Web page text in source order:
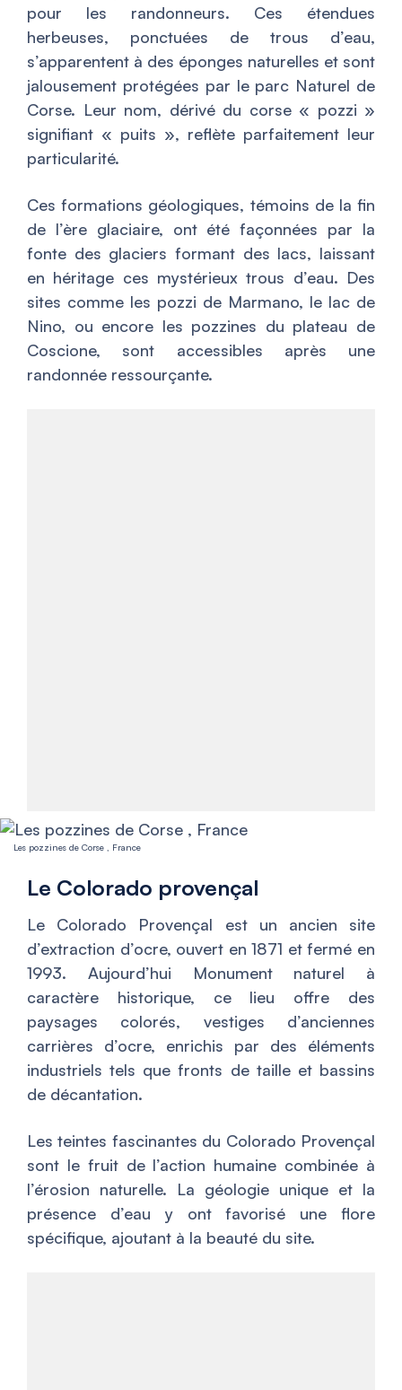
pour les randonneurs. Ces étendues
herbeuses, ponctuées de trous d’eau,
s’apparentent à des éponges naturelles et sont
jalousement protégées par le parc Naturel de
Corse. Leur nom, dérivé du corse « pozzi »
signifiant « puits », reflète parfaitement leur
particularité.
Ces formations géologiques, témoins de la fin
de l’ère glaciaire, ont été façonnées par la
fonte des glaciers formant des lacs, laissant
en héritage ces mystérieux trous d’eau. Des
sites comme les pozzi de Marmano, le lac de
Nino, ou encore les pozzines du plateau de
Coscione, sont accessibles après une
randonnée ressourçante.
Les pozzines de Corse , France
Le Colorado provençal
Le Colorado Provençal est un ancien site
d’extraction d’ocre, ouvert en 1871 et fermé en
1993. Aujourd’hui Monument naturel à
caractère historique, ce lieu offre des
paysages colorés, vestiges d’anciennes
carrières d’ocre, enrichis par des éléments
industriels tels que fronts de taille et bassins
de décantation.
Les teintes fascinantes du Colorado Provençal
sont le fruit de l’action humaine combinée à
l’érosion naturelle. La géologie unique et la
présence d’eau y ont favorisé une flore
spécifique, ajoutant à la beauté du site.